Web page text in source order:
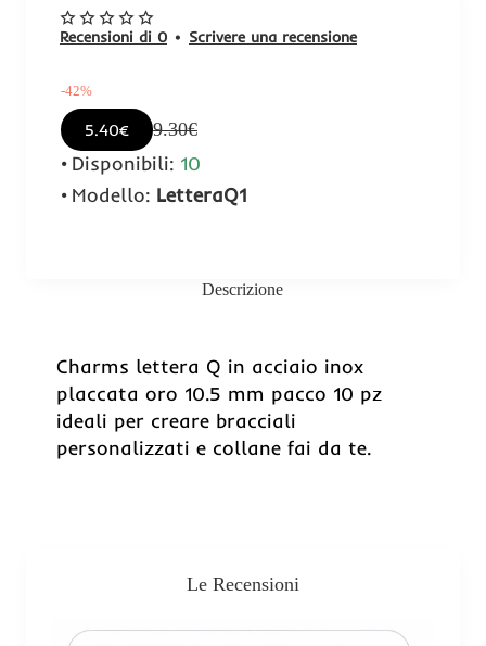
-42%
Recensioni di 0 • Scrivere una recensione
-42%
5.40€ 9.30€
Disponibili: 10
Modello: LetteraQ1
Descrizione
Charms lettera Q in acciaio inox
placcata oro 10.5 mm pacco 10 pz
ideali per creare bracciali
personalizzati e collane fai da te.
Le Recensioni